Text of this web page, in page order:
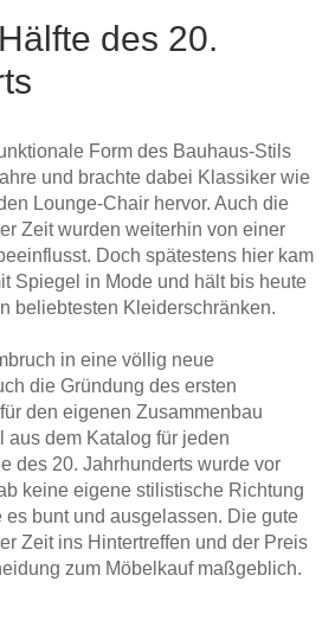
des 20.
Form des Bauhaus-Stils
und brachte dabei Klassiker wie
Lounge-Chair hervor. Auch die
Zeit wurden weiterhin von einer
Doch spätestens hier kam
Spiegel in Mode und hält bis heute
beliebtesten Kleiderschränken.
in eine völlig neue
die Gründung des ersten
den eigenen Zusammenbau
aus dem Katalog für jeden
des 20. Jahrhunderts wurde vor
keine eigene stilistische Richtung
es bunt und ausgelassen. Die gute
Zeit ins Hintertreffen und der Preis
zum Möbelkauf maßgeblich.